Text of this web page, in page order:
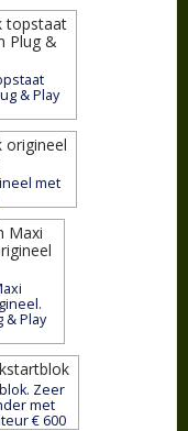
& Play
met
& Play
Zeer
met
€ 600